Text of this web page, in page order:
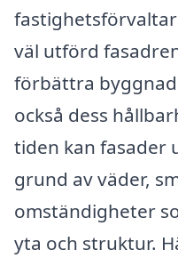
väl utförd
förbättra
också dess
tiden kan fasader
grund av väder,
omständigheter
yta och struktur.